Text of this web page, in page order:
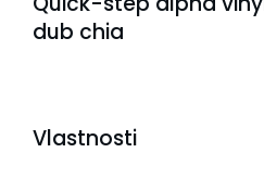
dub chia
Vlastnosti